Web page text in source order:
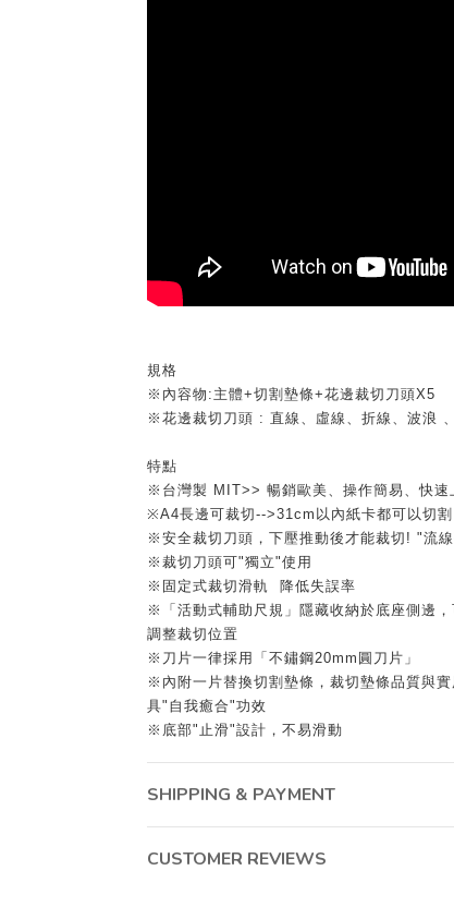
規格
※內容物:主體+切割墊條+花邊裁切刀頭X5
※花邊裁切刀頭 : 直線、虛線、折線、波浪
特點
※台灣製 MIT>> 暢銷歐美、操作簡易、快速
※A4長邊可裁切-->31cm以內紙卡都可以切割
※安全裁切刀頭，下壓推動後才能裁切! "流
※裁切刀頭可"獨立"使用
※固定式裁切滑軌 降低失誤率
※「活動式輔助尺規」隱藏收納於底座側邊
調整裁切位置
※刀片一律採用「不鏽鋼20mm圓刀片」
※內附一片替換切割墊條，裁切墊條品質與實
具"自我癒合"功效
※底部"止滑"設計，不易滑動
SHIPPING & PAYMENT
CUSTOMER REVIEWS